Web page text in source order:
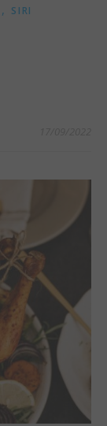
, SIRI